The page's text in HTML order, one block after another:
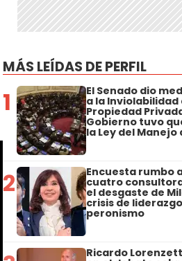
MÁS LEÍDAS DE PERFIL
1 El Senado dio
a la Inviolabilidad
Propiedad
Gobierno tuvo
la Ley del Manejo
2 Encuesta rumbo
cuatro
el desgaste de
crisis de
peronismo
Ricardo